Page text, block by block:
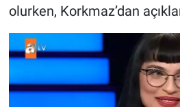
olurken, Korkmaz’dan
Teknoloji
Türkiye'nin Geleceği
Türkiye'nin Gündemi